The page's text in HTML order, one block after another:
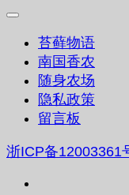
苔藓物语
南国香农
随身农场
隐私政策
留言板
浙ICP备12003361